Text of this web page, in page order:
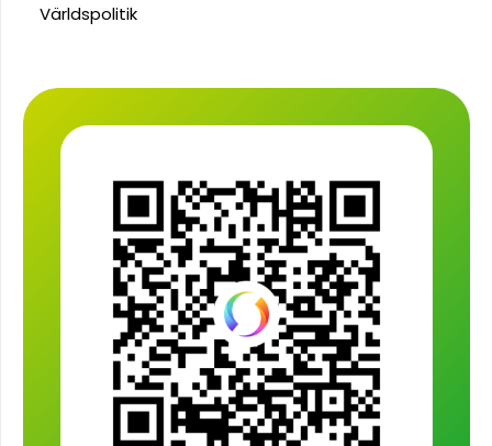
Världspolitik